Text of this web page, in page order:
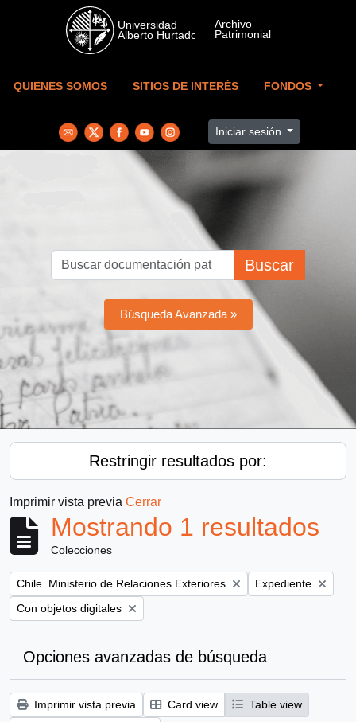
Skip to main content
QUIENES SOMOS SITIOS DE INTERÉS FONDOS
Iniciar sesión
Buscar
Búsqueda Avanzada »
Restringir resultados por:
Imprimir vista previa Cerrar
Mostrando 1 resultados
Colecciones
Remove filter:
Chile. Ministerio de Relaciones Exteriores Remove filter:
Expediente
Remove filter:
Con objetos digitales
Opciones avanzadas de búsqueda
Imprimir vista previa Card view
Table view